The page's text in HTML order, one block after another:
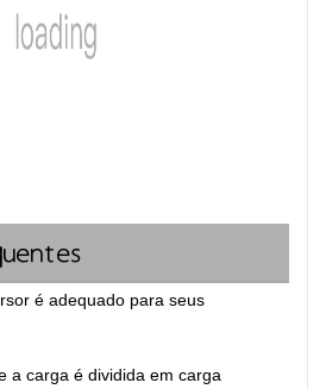
é adequado para seus
a carga é dividida em carga